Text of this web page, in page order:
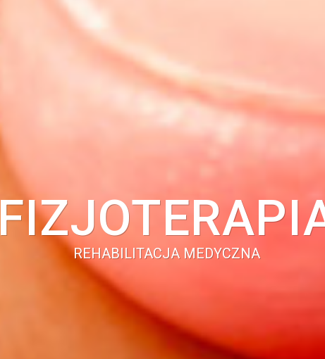
REHABILITACJA MEDYCZNA